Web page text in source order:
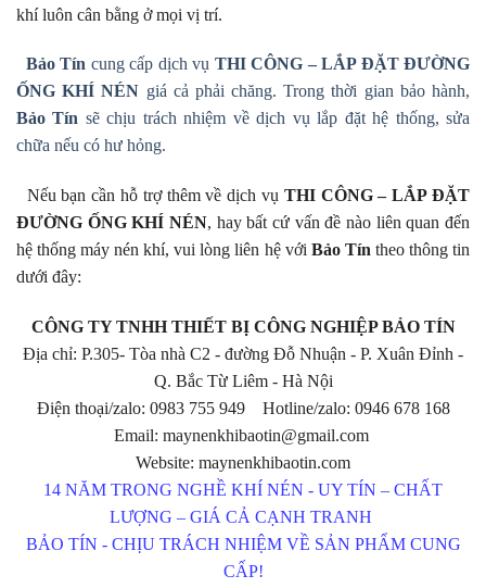
khí luôn cân bằng ở mọi vị trí.
Bảo Tín cung cấp dịch vụ THI CÔNG – LẮP ĐẶT ĐƯỜNG
ỐNG KHÍ NÉN giá cả phải chăng. Trong thời gian bảo hành,
Bảo Tín sẽ chịu trách nhiệm về dịch vụ lắp đặt hệ thống, sửa
chữa nếu có hư hỏng.
Nếu bạn cần hỗ trợ thêm về dịch vụ THI CÔNG – LẮP ĐẶT
ĐƯỜNG ỐNG KHÍ NÉN, hay bất cứ vấn đề nào liên quan đến
hệ thống máy nén khí, vui lòng liên hệ với Bảo Tín theo thông tin
dưới đây:
CÔNG TY TNHH THIẾT BỊ CÔNG NGHIỆP BẢO TÍN
Địa chỉ: P.305- Tòa nhà C2 - đường Đỗ Nhuận - P. Xuân Đỉnh -
Q. Bắc Từ Liêm - Hà Nội
Điện thoại/zalo: 0983 755 949 Hotline/zalo: 0946 678 168
Email: maynenkhibaotin@gmail.com
Website: maynenkhibaotin.com
14 NĂM TRONG NGHỀ KHÍ NÉN - UY TÍN – CHẤT
LƯỢNG – GIÁ CẢ CẠNH TRANH
BẢO TÍN - CHỊU TRÁCH NHIỆM VỀ SẢN PHẨM CUNG
CẤP!